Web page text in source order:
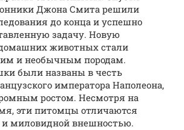
Джона Смита решили
до конца и успешно
задачу. Новую
животных стали
и необычным породам.
были названы в честь
императора Наполеона,
ростом. Несмотря на
эти питомцы отличаются
миловидной внешностью.